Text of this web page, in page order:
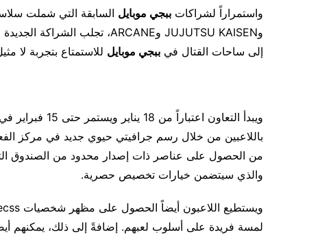
واستمراراً لشراكات ببجي موبايل
إلى ساحات القتال في ببجي موبايل للاستمتاع بتجربة لا
ويبدأ التعاون
باللاعبين من خلال رسم جرافيتي حيوي جديد في مركز
والذي سيتضمن خيارات تخصيص حصرية.